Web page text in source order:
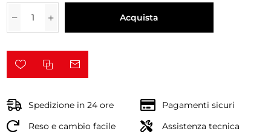
Acquista
Spedizione in 24 ore
Pagamenti sicuri
Reso e cambio facile
Assistenza tecnica